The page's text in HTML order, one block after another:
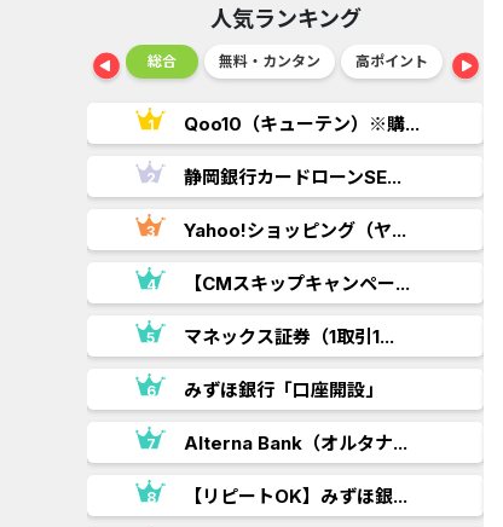
人気ランキング
ショッピング 総合 無料・カンタン 高ポイント ゲーム
Qoo10（キューテン）※購...
静岡銀行カードローンSE...
Yahoo!ショッピング（ヤ...
【CMスキップキャンペー...
マネックス証券（1取引1...
みずほ銀行「口座開設」
Alterna Bank（オルタナ...
【リピートOK】みずほ銀...